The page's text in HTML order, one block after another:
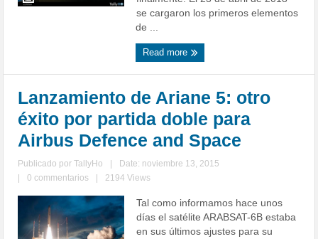
se cargaron los primeros elementos
de ...
Read more
Lanzamiento de Ariane 5: otro
éxito por partida doble para
Airbus Defence and Space
Publicado porTallyHo
Date: noviembre 13, 2015
0 commentarios 2194 Views
Tal como informamos hace unos
días el satélite ARABSAT-6B estaba
en sus últimos ajustes para su